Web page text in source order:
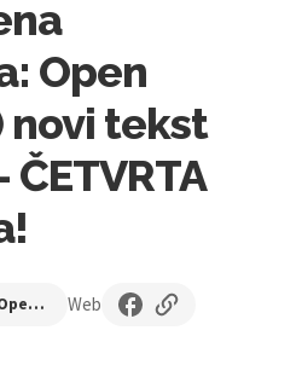
Open
novi tekst
ČETVRTA
Nove Face s Open Mika Web